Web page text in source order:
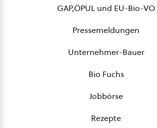
GAP,ÖPUL und EU-Bio-VO
Pressemeldungen
Unternehmer-Bauer
Bio Fuchs
Jobbörse
Rezepte